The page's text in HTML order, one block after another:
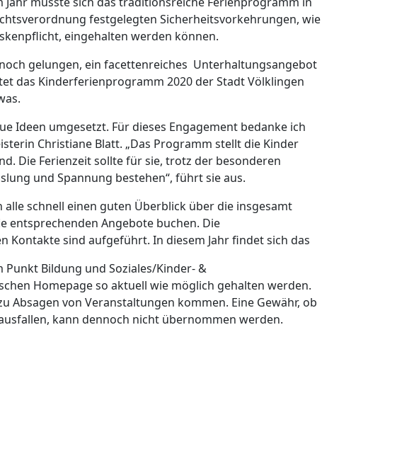
festgelegten Sicherheitsvorkehrungen, wie
eingehalten werden können.
gelungen, ein facettenreiches Unterhaltungsangebot
das Kinderferienprogramm 2020 der Stadt Völklingen
Ideen umgesetzt. Für dieses Engagement bedanke ich
Christiane Blatt. „Das Programm stellt die Kinder
Die Ferienzeit sollte für sie, trotz der besonderen
und Spannung bestehen“, führt sie aus.
schnell einen guten Überblick über die insgesamt
entsprechenden Angebote buchen. Die
Kontakte sind aufgeführt. In diesem Jahr findet sich das
Bildung und Soziales/Kinder- &
Homepage so aktuell wie möglich gehalten werden.
Absagen von Veranstaltungen kommen. Eine Gewähr, ob
kann dennoch nicht übernommen werden.